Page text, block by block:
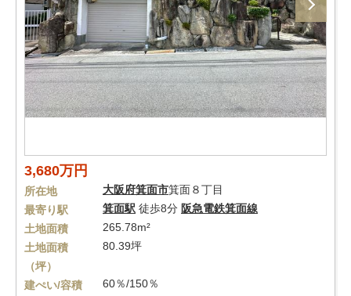
3,680万円
所在地 大阪府箕面市箕面８丁目
最寄り駅
箕面駅 徒歩8分 阪急電鉄箕面線
土地面積
265.78m²
土地面積
（坪）
80.39坪
建ぺい/容積
60％/150％